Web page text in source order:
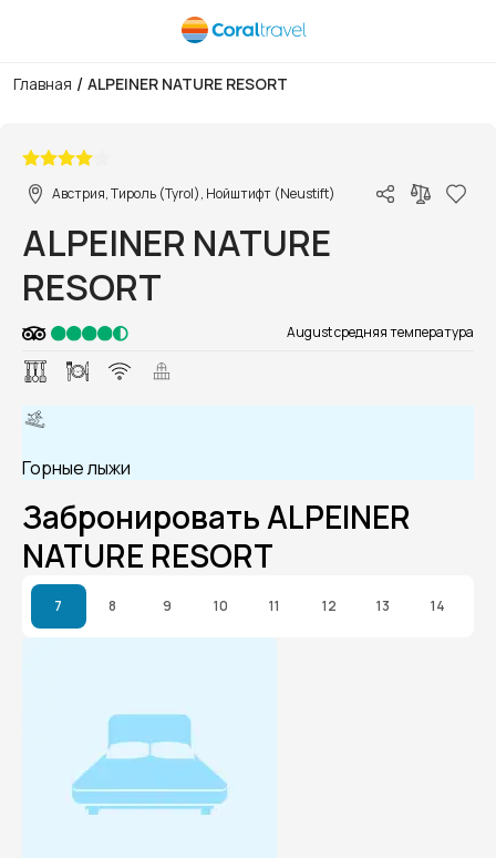
Главная / ALPEINER NATURE RESORT
Австрия, Тироль (Tyrol), Нойштифт (Neustift)
ALPEINER NATURE
RESORT
August средняя температура
Горные лыжи
Забронировать ALPEINER
NATURE RESORT
7 8 9 10 11 12 13 14